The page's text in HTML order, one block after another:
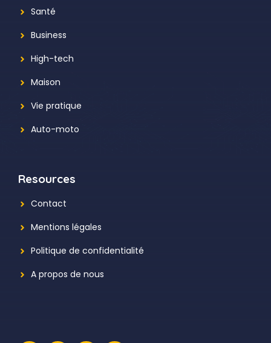
Santé
Business
High-tech
Maison
Vie pratique
Auto-moto
Resources
Contact
Mentions légales
Politique de confidentialité
A propos de nous